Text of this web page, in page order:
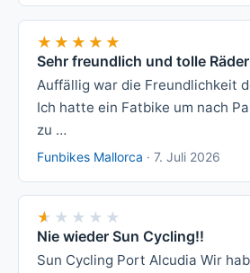
★★★★★
★★★★★
Sehr freundlich und tolle Räder
Auffällig war die Freundlichkeit
Ich hatte ein Fatbike um nach
zu …
Funbikes Mallorca · 7. Juli 2026
★★★★★
★★★★★
Nie wieder Sun Cycling!!
Sun Cycling Port Alcudia Wir